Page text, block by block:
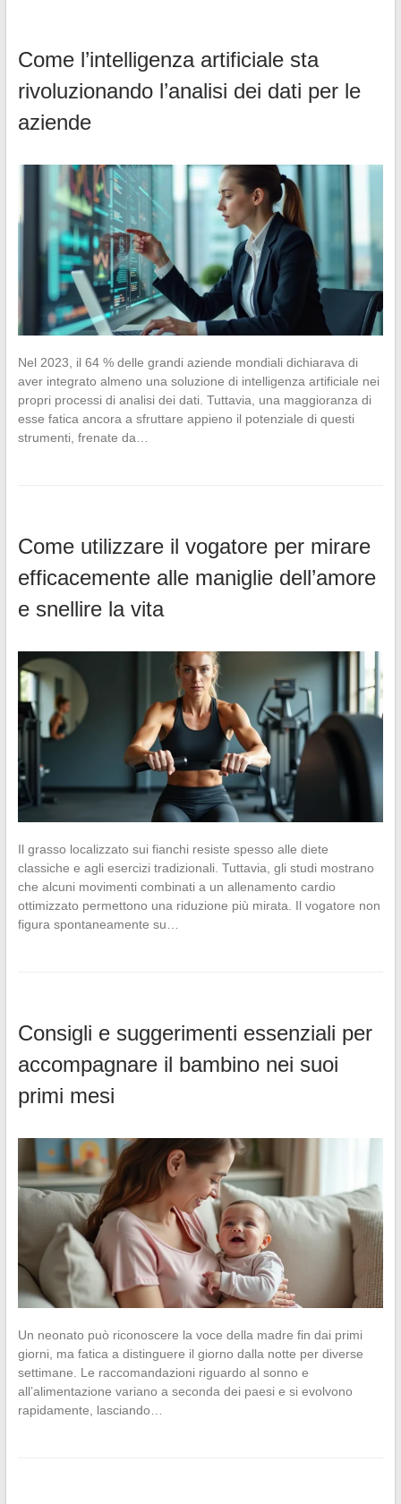
Come l’intelligenza artificiale sta
rivoluzionando l’analisi dei dati per le
aziende
Nel 2023, il 64 % delle grandi aziende mondiali dichiarava di
aver integrato almeno una soluzione di intelligenza artificiale nei
propri processi di analisi dei dati. Tuttavia, una maggioranza di
esse fatica ancora a sfruttare appieno il potenziale di questi
strumenti, frenate da…
Come utilizzare il vogatore per mirare
efficacemente alle maniglie dell’amore
e snellire la vita
Il grasso localizzato sui fianchi resiste spesso alle diete
classiche e agli esercizi tradizionali. Tuttavia, gli studi mostrano
che alcuni movimenti combinati a un allenamento cardio
ottimizzato permettono una riduzione più mirata. Il vogatore non
figura spontaneamente su…
Consigli e suggerimenti essenziali per
accompagnare il bambino nei suoi
primi mesi
Un neonato può riconoscere la voce della madre fin dai primi
giorni, ma fatica a distinguere il giorno dalla notte per diverse
settimane. Le raccomandazioni riguardo al sonno e
all’alimentazione variano a seconda dei paesi e si evolvono
rapidamente, lasciando…